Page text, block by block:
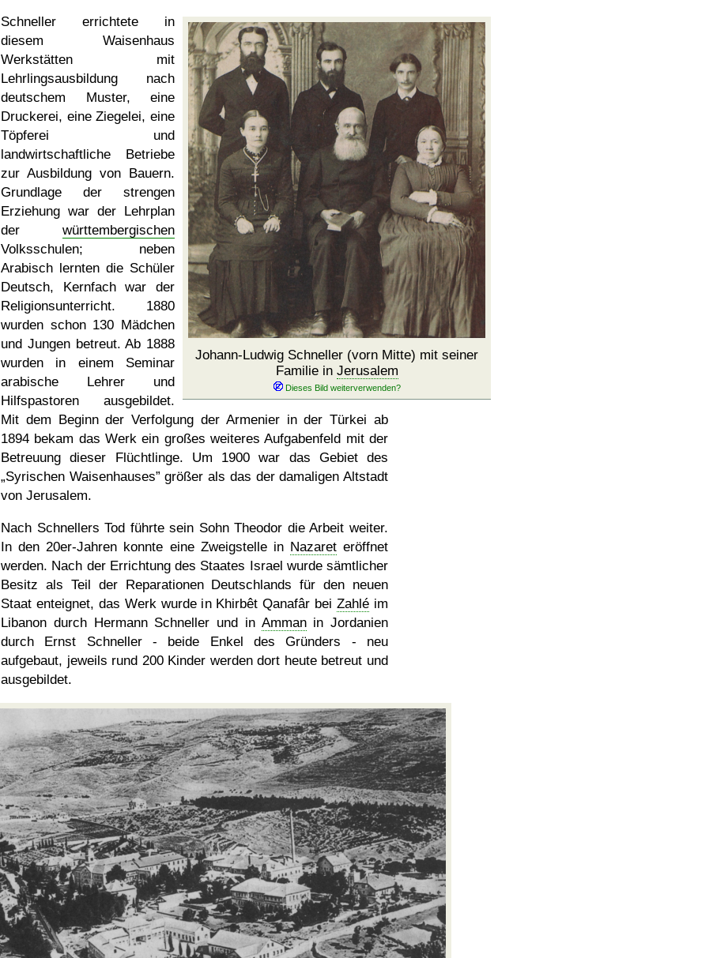
Johann-Ludwig Schneller (vorn Mitte) mit seiner
Familie in Jerusalem
Schneller errichtete in
diesem Waisenhaus
Werkstätten mit
Lehrlingsausbildung nach
deutschem Muster, eine
Druckerei, eine Ziegelei, eine
Töpferei und
landwirtschaftliche Betriebe
zur Ausbildung von Bauern.
Grundlage der strengen
Erziehung war der Lehrplan
der württembergischen
Volksschulen; neben
Arabisch lernten die Schüler
Deutsch, Kernfach war der
Religionsunterricht. 1880
wurden schon 130 Mädchen
und Jungen betreut. Ab 1888
wurden in einem Seminar
arabische Lehrer und
Hilfspastoren ausgebildet.
Mit dem Beginn der Verfolgung der Armenier in der Türkei ab
1894 bekam das Werk ein großes weiteres Aufgabenfeld mit der
Betreuung dieser Flüchtlinge. Um 1900 war das Gebiet des
Syrischen Waisenhauses
größer als das der damaligen Altstadt
von Jerusalem.
Nach Schnellers Tod führte sein Sohn Theodor die Arbeit weiter.
In den 20er-Jahren konnte eine Zweigstelle in Nazareteröffnet
werden. Nach der Errichtung des Staates Israel wurde sämtlicher
Besitz als Teil der Reparationen Deutschlands für den neuen
Staat enteignet, das Werk wurde in Khirbêt Qanafâr beiZahlé im
Libanon durch Hermann Schneller und in Ammanin Jordanien
durch Ernst Schneller - beide Enkel des Gründers - neu
aufgebaut, jeweils rund 200 Kinder werden dort heute betreut und
ausgebildet.